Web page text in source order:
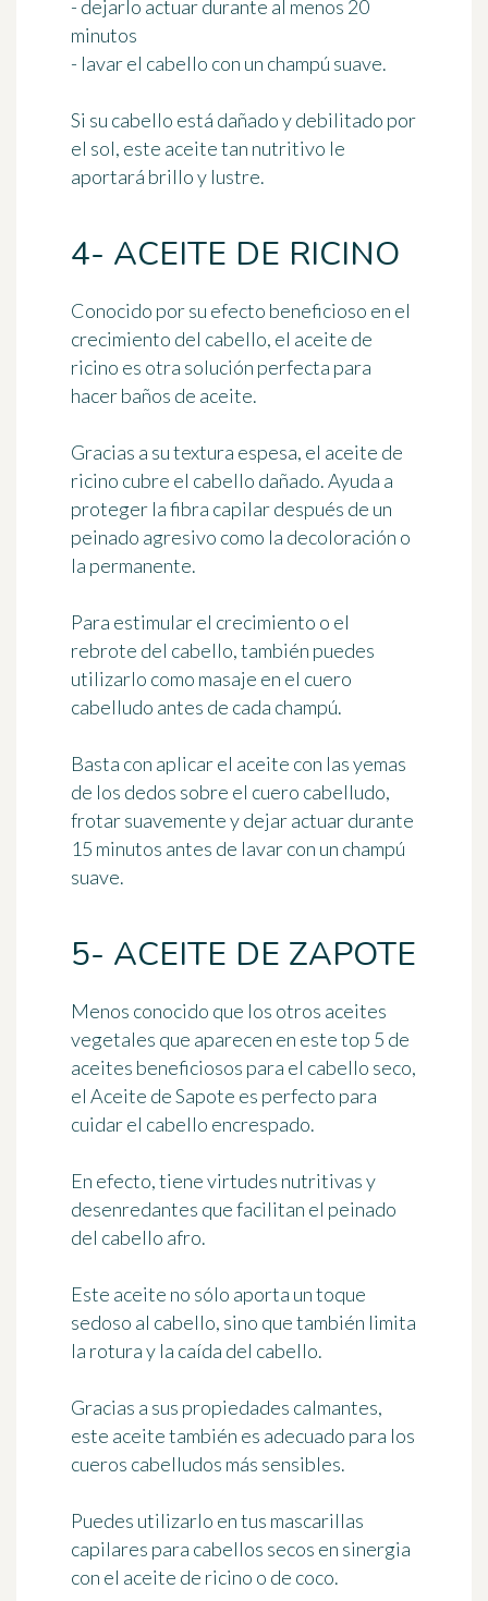
- dejarlo actuar durante al menos 20
minutos
- lavar el cabello con un champú suave.
Si su cabello está dañado y debilitado por
el sol, este aceite tan nutritivo le
aportará brillo y lustre.
4- ACEITE DE RICINO
Conocido por su efecto beneficioso en el
crecimiento del cabello, el aceite de
ricino es otra solución perfecta para
hacer baños de aceite.
Gracias a su textura espesa, el aceite de
ricino cubre el cabello dañado. Ayuda a
proteger la fibra capilar después de un
peinado agresivo como la decoloración o
la permanente.
Para estimular el crecimiento o el
rebrote del cabello, también puedes
utilizarlo como masaje en el cuero
cabelludo antes de cada champú.
Basta con aplicar el aceite con las yemas
de los dedos sobre el cuero cabelludo,
frotar suavemente y dejar actuar durante
15 minutos antes de lavar con un champú
suave.
5- ACEITE DE ZAPOTE
Menos conocido que los otros aceites
vegetales que aparecen en este top 5 de
aceites beneficiosos para el cabello seco,
el Aceite de Sapote es perfecto para
cuidar el cabello encrespado.
En efecto, tienevirtudes nutritivas y
desenredantes que facilitan el peinado
del cabello afro.
Este aceite no sólo aporta un toque
sedoso al cabello, sino que también limita
la rotura y la caída del cabello.
Gracias a sus propiedades calmantes,
este aceite también es adecuado para los
cueros cabelludos más sensibles.
Puedes utilizarlo en tus mascarillas
capilares para cabellos secos en sinergia
con el aceite de ricino o de coco.